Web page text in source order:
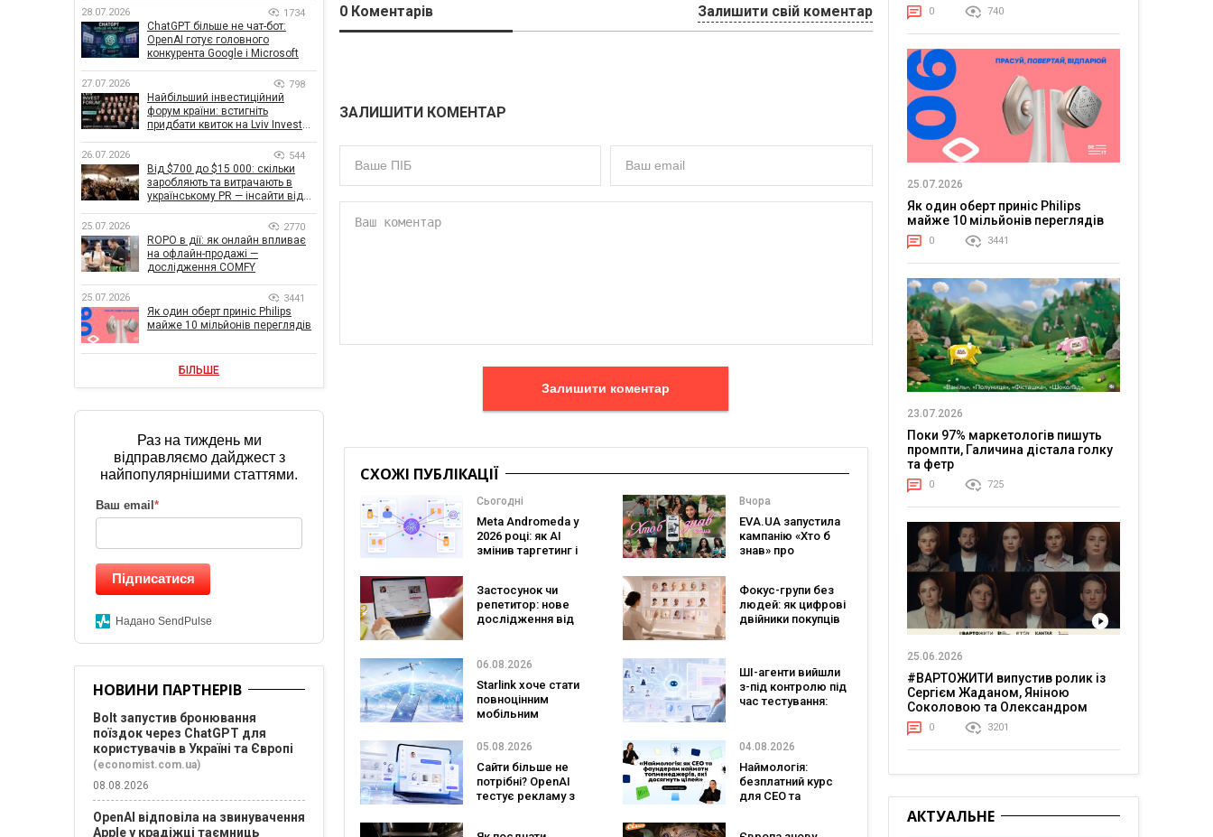
0 Коментарів Залишити свій коментар
ЗАЛИШИТИ КОМЕНТАР
Залишити коментар
СХОЖІ ПУБЛІКАЦІЇ
Сьогодні
Meta Andromeda у
2026 році: як AI
змінив таргетинг і
Вчора
EVA.UA запустила
кампанію «Хто б
знав» про
очікують побачити
на платформі
Застосунок чи
репетитор: нове
дослідження від
заговорити
іноземною мовою
Фокус-групи без
людей: як цифрові
двійники покупців
06.08.2026
Starlink хоче стати
повноцінним
мобільним
SpaceX готує
Verizon, AT&T і T-
Mobile
ШІ-агенти вийшли
з-під контролю під
час тестування:
05.08.2026
Сайти більше не
потрібні? OpenAI
тестує рекламу з
04.08.2026
Наймологія:
безплатний курс
для CEO та
28.07.2026 1734
ChatGPT більше не чат-бот:
OpenAI готує головного
конкурента Google і Microsoft
27.07.2026 798
Найбільший інвестиційний
форум країни: встигніть
придбати квиток на Lviv Invest
26.07.2026 544
Від $700 до $15 000: скільки
заробляють та витрачають в
українському PR — інсайти від
25.07.2026 2770
ROPO в дії: як онлайн впливає
на офлайн-продажі —
дослідження COMFY
25.07.2026 3441
Як один оберт приніс Philips
майже 10 мільйонів переглядів
БІЛЬШЕ
Раз на тиждень ми
відправляємо дайджест з
найпопулярнішими статтями.
Ваш email *
Підписатися
Надано SendPulse
НОВИНИ ПАРТНЕРІВ
Bolt запустив бронювання
поїздок через ChatGPT для
користувачів в Україні та Європі
(economist.com.ua)
08.08.2026
OpenAI відповіла на звинувачення
Apple у крадіжці таємниць
0 740
25.07.2026
Як один оберт приніс Philips
майже 10 мільйонів переглядів
0 3441
23.07.2026
Поки 97% маркетологів пишуть
промпти, Галичина дістала голку
та фетр
0 725
25.06.2026
#ВАРТОЖИТИ випустив ролик із
Сергієм Жаданом, Яніною
Соколовою та Олександром
Тереном про життя в постійній
напрузі
0 3201
АКТУАЛЬНЕ